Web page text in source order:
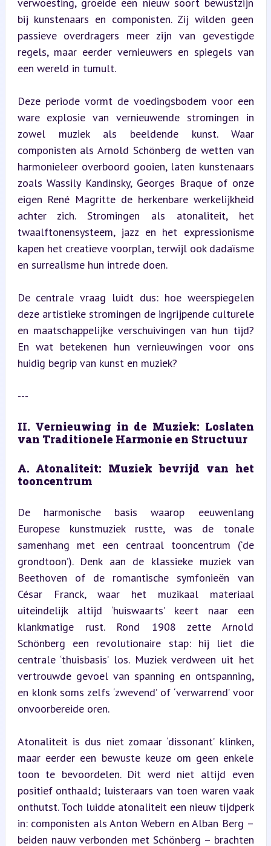
bij kunstenaars en componisten. Zij wilden geen
passieve overdragers meer zijn van gevestigde
regels, maar eerder vernieuwers en spiegels van
een wereld in tumult.
Deze periode vormt de voedingsbodem voor een
ware explosie van vernieuwende stromingen in
zowel muziek als beeldende kunst. Waar
componisten als Arnold Schönberg de wetten van
harmonieleer overboord gooien, laten kunstenaars
zoals Wassily Kandinsky, Georges Braque of onze
eigen René Magritte de herkenbare werkelijkheid
achter zich. Stromingen als atonaliteit, het
twaalftonensysteem, jazz en het expressionisme
kapen het creatieve voorplan, terwijl ook dadaïsme
en surrealisme hun intrede doen.
De centrale vraag luidt dus: hoe weerspiegelen
deze artistieke stromingen de ingrijpende culturele
en maatschappelijke verschuivingen van hun tijd?
En wat betekenen hun vernieuwingen voor ons
huidig begrip van kunst en muziek?
---
II. Vernieuwing in de Muziek: Loslaten
van Traditionele Harmonie en Structuur
A. Atonaliteit: Muziek bevrijd van het
tooncentrum
De harmonische basis waarop eeuwenlang
Europese kunstmuziek rustte, was de tonale
samenhang met een centraal tooncentrum (‘de
grondtoon’). Denk aan de klassieke muziek van
Beethoven of de romantische symfonieën van
César Franck, waar het muzikaal materiaal
uiteindelijk altijd ‘huiswaarts’ keert naar een
klankmatige rust. Rond 1908 zette Arnold
Schönberg een revolutionaire stap: hij liet die
centrale ‘thuisbasis’ los. Muziek verdween uit het
vertrouwde gevoel van spanning en ontspanning,
en klonk soms zelfs ‘zwevend’ of ‘verwarrend’ voor
onvoorbereide oren.
Atonaliteit is dus niet zomaar ‘dissonant’ klinken,
maar eerder een bewuste keuze om geen enkele
toon te bevoordelen. Dit werd niet altijd even
positief onthaald; luisteraars van toen waren vaak
onthutst. Toch luidde atonaliteit een nieuw tijdperk
in: componisten als Anton Webern en Alban Berg –
beiden nauw verbonden met Schönberg – brachten